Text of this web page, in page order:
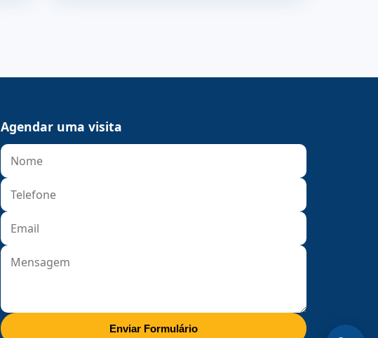
Agendar uma visita
Enviar Formulário